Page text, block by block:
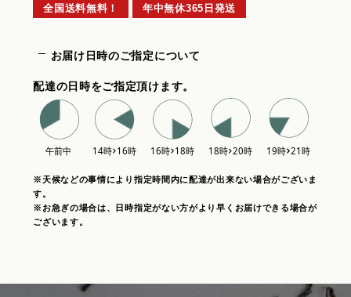
全国送料無料！ 年中無休365日発送
お届け日時のご指定について
配達の日時をご指定頂けます。
※天候などの事情により指定時間内に配達が出来ない場合がございま
す。
※お急ぎの場合は、日時指定がない方がより早くお届けできる場合が
ございます。